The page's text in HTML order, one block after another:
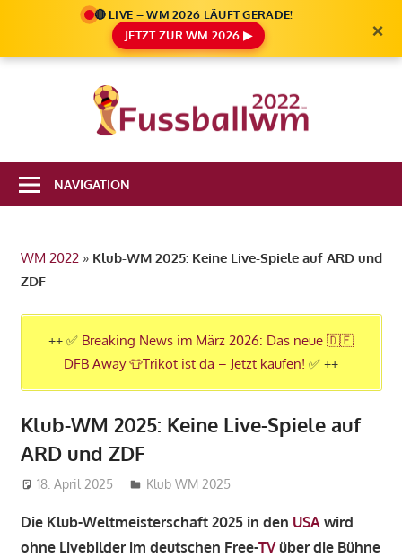
🔴 LIVE – WM 2026 LÄUFT GERADE!
JETZT ZUR WM 2026 ▶
×
Infos
in
Katar
NAVIGATION
WM 2022» Klub-WM 2025: Keine Live-Spiele auf ARD und
ZDF
++ ✅ Breaking News im März 2026: Das neue 🇩🇪
DFB Away 👕Trikot ist da – Jetzt kaufen! ✅ ++
Klub-WM 2025: Keine Live-Spiele auf
ARD und ZDF
18. April 2025 admin_wm2022
Klub WM 2025
Die Klub-Weltmeisterschaft 2025 in den USAwird
ohne Livebilder im deutschen Free-TVüber die Bühne